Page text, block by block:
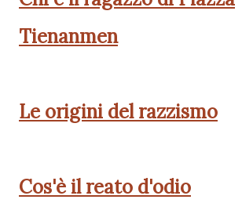
Tienanmen
Le origini del razzismo
Cos'è il reato d'odio